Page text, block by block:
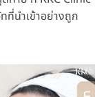
นำเข้าอย่างถูก